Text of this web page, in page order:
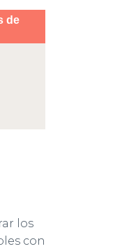
los
con